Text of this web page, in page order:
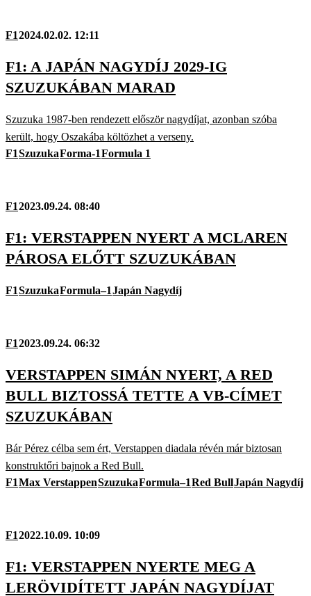
F12024.02.02. 12:11
F1: A JAPÁN NAGYDÍJ 2029-IG
SZUZUKÁBAN MARAD
Szuzuka 1987-ben rendezett először nagydíjat, azonban szóba
került, hogy Oszakába költözhet a verseny.
F1SzuzukaForma-1Formula 1
F12023.09.24. 08:40
F1: VERSTAPPEN NYERT A MCLAREN
PÁROSA ELŐTT SZUZUKÁBAN
F1SzuzukaFormula–1Japán Nagydíj
F12023.09.24. 06:32
VERSTAPPEN SIMÁN NYERT, A RED
BULL BIZTOSSÁ TETTE A VB-CÍMET
SZUZUKÁBAN
Bár Pérez célba sem ért, Verstappen diadala révén már biztosan
konstruktőri bajnok a Red Bull.
F1Max VerstappenSzuzukaFormula–1Red BullJapán Nagydíj
F12022.10.09. 10:09
F1: VERSTAPPEN NYERTE MEG A
LERÖVIDÍTETT JAPÁN NAGYDÍJAT